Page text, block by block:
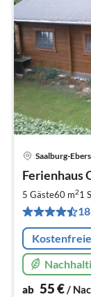
Saalburg-
Ferienhaus
5 Gäste60 m21
ab 55€/